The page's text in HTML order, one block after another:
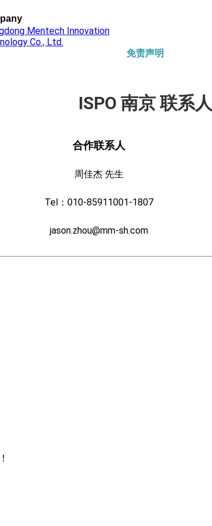
Mentech Innovation
Co., Ltd.
免责声明
ISPO 南京 联系人
合作联系人
周佳杰 先生
Tel：010-85911001-1807
jason.zhou@mm-sh.com